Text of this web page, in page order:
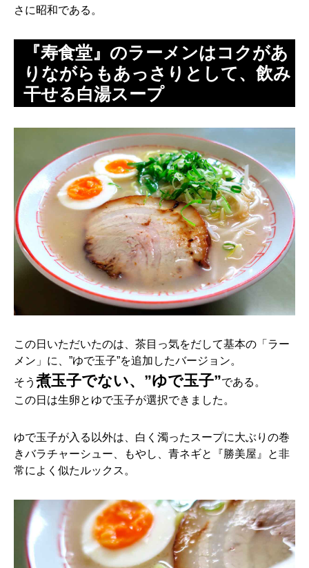
さに昭和である。
『寿食堂』のラーメンはコクがあ
りながらもあっさりとして、飲み
干せる白湯スープ
この日いただいたのは、茶目っ気をだして基本の「ラー
メン」に、”ゆで玉子”を追加したバージョン。
そう 煮玉子でない、”ゆで玉子”である。
この日は生卵とゆで玉子が選択できました。
ゆで玉子が入る以外は、白く濁ったスープに大ぶりの巻
きバラチャーシュー、もやし、青ネギと『勝美屋』と非
常によく似たルックス。